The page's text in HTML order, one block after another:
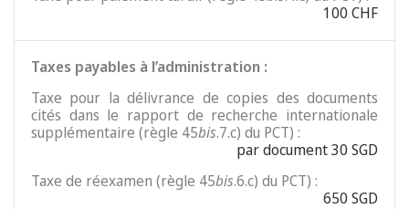
100 CHF
Taxes payables à l’administration :
Taxe pour la délivrance de copies des documents
cités dans le rapport de recherche internationale
supplémentaire (règle 45bis.7.c) du PCT) :
par document 30 SGD
Taxe de réexamen (règle 45bis.6.c) du PCT) :
650 SGD